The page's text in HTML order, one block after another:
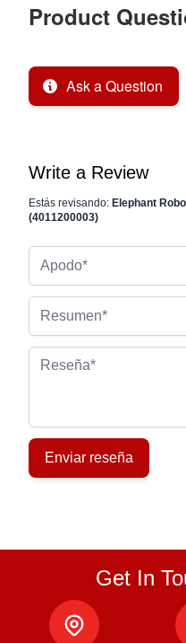
Product
Ask a Question
Write a Review
Estás revisando: Elephant
(4011200003)
Reseña
Enviar reseña
Get In